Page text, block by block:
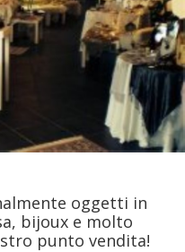
oggetti in
bijoux e molto
punto vendita!